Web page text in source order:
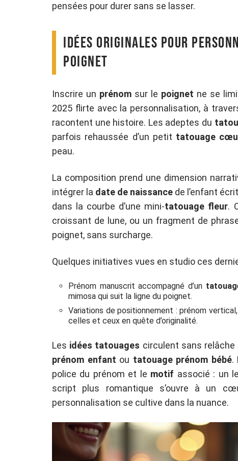
pensées pour durer sans se lasser.
Idées originales pour
poignet
Inscrire un prénomsur le poignet ne se
2025 flirte avec la personnalisation, à
racontent une histoire. Les adeptes du
parfois rehaussée d’un petit tatouage
peau.
La composition prend une dimension
intégrer la date de naissance de l’enfant
dans la courbe d’une mini-tatouage fleur.
croissant de lune, ou un fragment de
poignet, sans surcharge.
Quelques initiatives vues en studio ces
Prénom manuscrit accompagné d’un
mimosa qui suit la ligne du poignet.
Variations de positionnement : prénom
celles et ceux en quête d’originalité.
Les idées tatouages circulent sans relâche
prénom enfant ou tatouage prénom bébé.
police du prénom et le motif associé : un
script plus romantique s’ouvre à un
personnalisation se cultive dans la nuance.